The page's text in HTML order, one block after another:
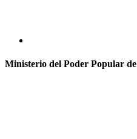
Ministerio del Poder Popular